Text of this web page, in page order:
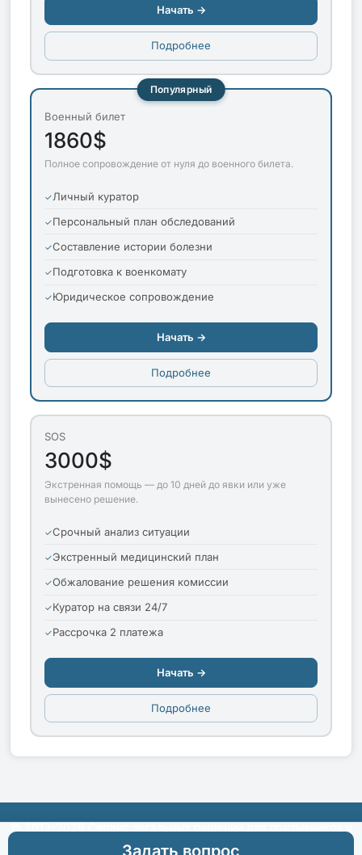
Начать →
Подробнее
Популярный
Военный билет
1860$
Полное сопровождение от нуля до военного билета.
Личный куратор
Персональный план обследований
Составление истории болезни
Подготовка к военкомату
Юридическое сопровождение
Начать →
Подробнее
SOS
3000$
Экстренная помощь — до 10 дней до явки или уже
вынесено решение.
Срочный анализ ситуации
Экстренный медицинский план
Обжалование решения комиссии
Куратор на связи 24/7
Рассрочка 2 платежа
Начать →
Подробнее
© 2013-2026 Сервис легальных решений для призывников и
Задать вопрос